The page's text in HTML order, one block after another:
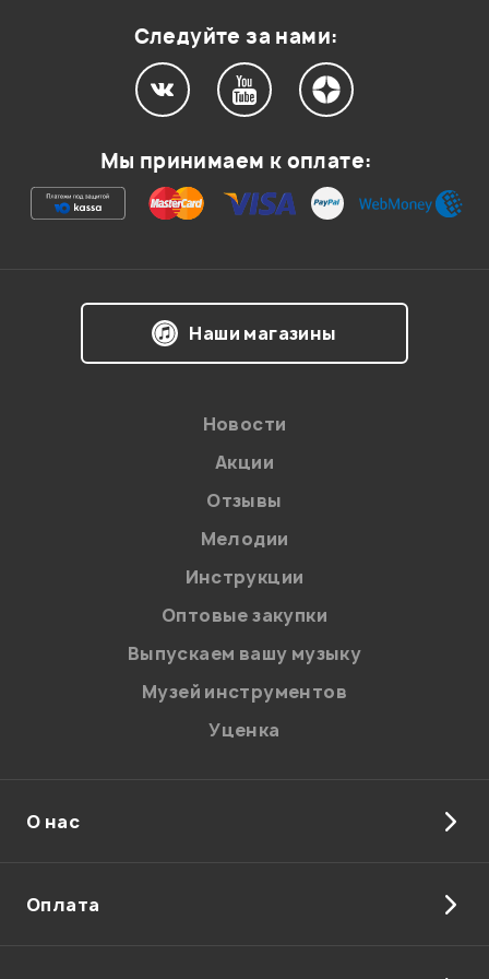
Мой отзыв о товаре
Впечатления о товаре:
на обработку персональных данных в
персональных данных.
Введите проверочное число:
Следуйте за нами:
Мы принимаем к оплате:
Наши магазины
Новости
Акции
Отзывы
Мелодии
Инструкции
Оптовые закупки
Выпускаем вашу музыку
Музей инструментов
Уценка
О нас
Оплата